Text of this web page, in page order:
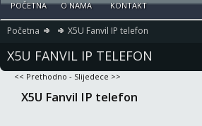
POČETNA O NAMA KONTAKT
Početna X5U Fanvil IP telefon
X5U FANVIL IP TELEFON
<< Prethodno - Slijedece >>
X5U Fanvil IP telefon